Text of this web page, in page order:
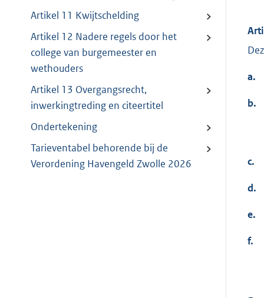
Artikel 11 Kwijtschelding
Artikel 12 Nadere regels door het
college van burgemeester en
wethouders
Artikel 13 Overgangsrecht,
inwerkingtreding en citeertitel
Ondertekening
Tarieventabel behorende bij de
Verordening Havengeld Zwolle 2026
a.
b.
c.
d.
e.
f.